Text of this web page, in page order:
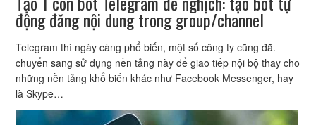
động đăng nội dung trong group/channel
Telegram thì ngày càng phổ biến, một số công ty cũng đã.
chuyển sang sử dụng nền tảng này để giao tiếp nội bộ thay cho
những nền tảng khổ biến khác như Facebook Messenger, hay
là Skype…